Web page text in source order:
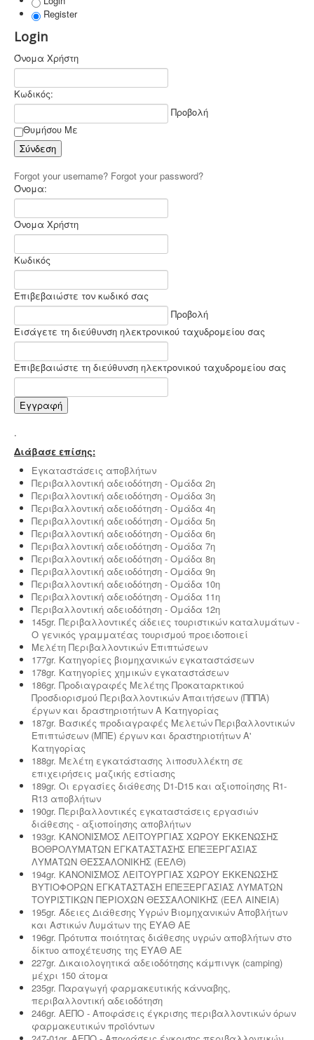
Συλλογή - μεταφορά και επεξεργασία ζωικών
διέπεται από τον Κανονισμό (ΕΚ) αριθ. 1069/2009 και
αρμόδιες είναι οι κτηνιατρικές υπηρεσίες. Τα
αδρανοποιημένα ζωικά υποπροϊόντα θεωρούνται μη
επικίνδυνα απόβλητα και περιλαμβάνονται στον
κατάλογο ΕΚΑ
Register
Login
Όνομα Χρήστη
Κωδικός:
Προβολή
Θυμήσου Με
Σύνδεση
Forgot your username? Forgot your password?
Όνομα:
Όνομα Χρήστη
Κωδικός
Επιβεβαιώστε τον κωδικό σας
Προβολή
Εισάγετε τη διεύθυνση ηλεκτρονικού ταχυδρομείου σας
Επιβεβαιώστε τη διεύθυνση ηλεκτρονικού ταχυδρομείου σας
Εγγραφή
.
Διάβασε επίσης:
Εγκαταστάσεις αποβλήτων
Περιβαλλοντική αδειοδότηση - Ομάδα 2η
Περιβαλλοντική αδειοδότηση - Ομάδα 3η
Περιβαλλοντική αδειοδότηση - Ομάδα 4η
Περιβαλλοντική αδειοδότηση - Ομάδα 5η
Περιβαλλοντική αδειοδότηση - Ομάδα 6η
Περιβαλλοντική αδειοδότηση - Ομάδα 7η
Περιβαλλοντική αδειοδότηση - Ομάδα 8η
Περιβαλλοντική αδειοδότηση - Ομάδα 9η
Περιβαλλοντική αδειοδότηση - Ομάδα 10η
Περιβαλλοντική αδειοδότηση - Ομάδα 11η
Περιβαλλοντική αδειοδότηση - Ομάδα 12η
145gr. Περιβαλλοντικές άδειες τουριστικών καταλυμάτων -
Ο γενικός γραμματέας τουρισμού προειδοποιεί
Μελέτη Περιβαλλοντικών Επιπτώσεων
177gr. Κατηγορίες βιομηχανικών εγκαταστάσεων
178gr. Κατηγορίες χημικών εγκαταστάσεων
186gr. Προδιαγραφές Μελέτης Προκαταρκτικού
Προσδιορισμού Περιβαλλοντικών Απαιτήσεων (ΠΠΠΑ)
έργων και δραστηριοτήτων Α Κατηγορίας
187gr. Βασικές προδιαγραφές Μελετών Περιβαλλοντικών
Επιπτώσεων (ΜΠΕ) έργων και δραστηριοτήτων Α'
Κατηγορίας
188gr. Μελέτη εγκατάστασης λιποσυλλέκτη σε
επιχειρήσεις μαζικής εστίασης
189gr. Οι εργασίες διάθεσης D1-D15 και αξιοποίησης R1-
R13 αποβλήτων
190gr. Περιβαλλοντικές εγκαταστάσεις εργασιών
διάθεσης - αξιοποίησης αποβλήτων
193gr. ΚΑΝΟΝΙΣΜΟΣ ΛΕΙΤΟΥΡΓΙΑΣ ΧΩΡΟΥ ΕΚΚΕΝΩΣΗΣ
ΒΟΘΡΟΛΥΜΑΤΩΝ ΕΓΚΑΤΑΣΤΑΣΗΣ ΕΠΕΞΕΡΓΑΣΙΑΣ
ΛΥΜΑΤΩΝ ΘΕΣΣΑΛΟΝΙΚΗΣ (ΕΕΛΘ)
194gr. ΚΑΝΟΝΙΣΜΟΣ ΛΕΙΤΟΥΡΓΙΑΣ ΧΩΡΟΥ ΕΚΚΕΝΩΣΗΣ
ΒΥΤΙΟΦΟΡΩΝ ΕΓΚΑΤΑΣΤΑΣΗ ΕΠΕΞΕΡΓΑΣΙΑΣ ΛΥΜΑΤΩΝ
ΤΟΥΡΙΣΤΙΚΩΝ ΠΕΡΙΟΧΩΝ ΘΕΣΣΑΛΟΝΙΚΗΣ (ΕΕΛ ΑΙΝΕΙΑ)
195gr. Άδειες Διάθεσης Υγρών Βιομηχανικών Αποβλήτων
και Αστικών Λυμάτων της ΕΥΑΘ ΑΕ
196gr. Πρότυπα ποιότητας διάθεσης υγρών αποβλήτων στο
δίκτυο αποχέτευσης της ΕΥΑΘ ΑΕ
227gr. Δικαιολογητικά αδειοδότησης κάμπινγκ (camping)
μέχρι 150 άτομα
235gr. Παραγωγή φαρμακευτικής κάνναβης,
περιβαλλοντική αδειοδότηση
246gr. ΑΕΠΟ - Αποφάσεις έγκρισης περιβαλλοντικών όρων
φαρμακευτικών προϊόντων